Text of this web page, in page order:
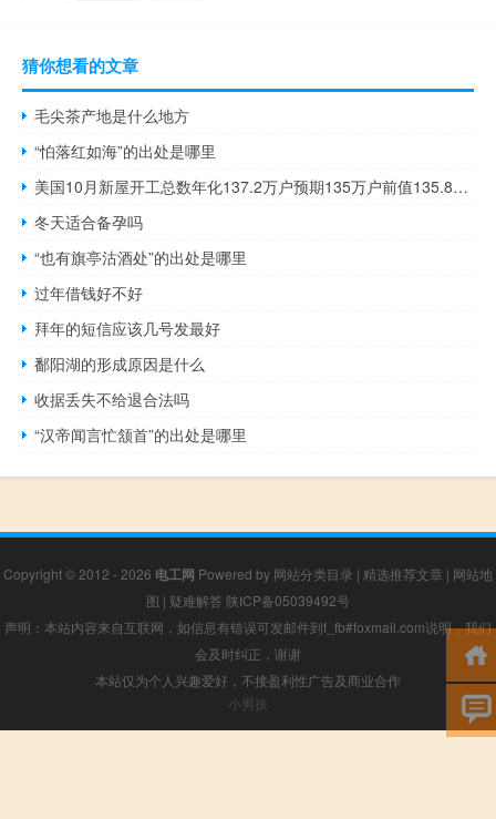
猜你想看的文章
毛尖茶产地是什么地方
“怕落红如海”的出处是哪里
美国10月新屋开工总数年化137.2万户预期135万户前值135.8万户
冬天适合备孕吗
“也有旗亭沽酒处”的出处是哪里
过年借钱好不好
拜年的短信应该几号发最好
鄱阳湖的形成原因是什么
收据丢失不给退合法吗
“汉帝闻言忙颔首”的出处是哪里
Copyright © 2012 - 2026 电工网 Powered by 网站分类目录 | 精选推荐文章 | 网站地
图 | 疑难解答 陕ICP备05039492号
声明：本站内容来自互联网，如信息有错误可发邮件到f_fb#foxmail.com说明，我们
会及时纠正，谢谢
本站仅为个人兴趣爱好，不接盈利性广告及商业合作
小男孩